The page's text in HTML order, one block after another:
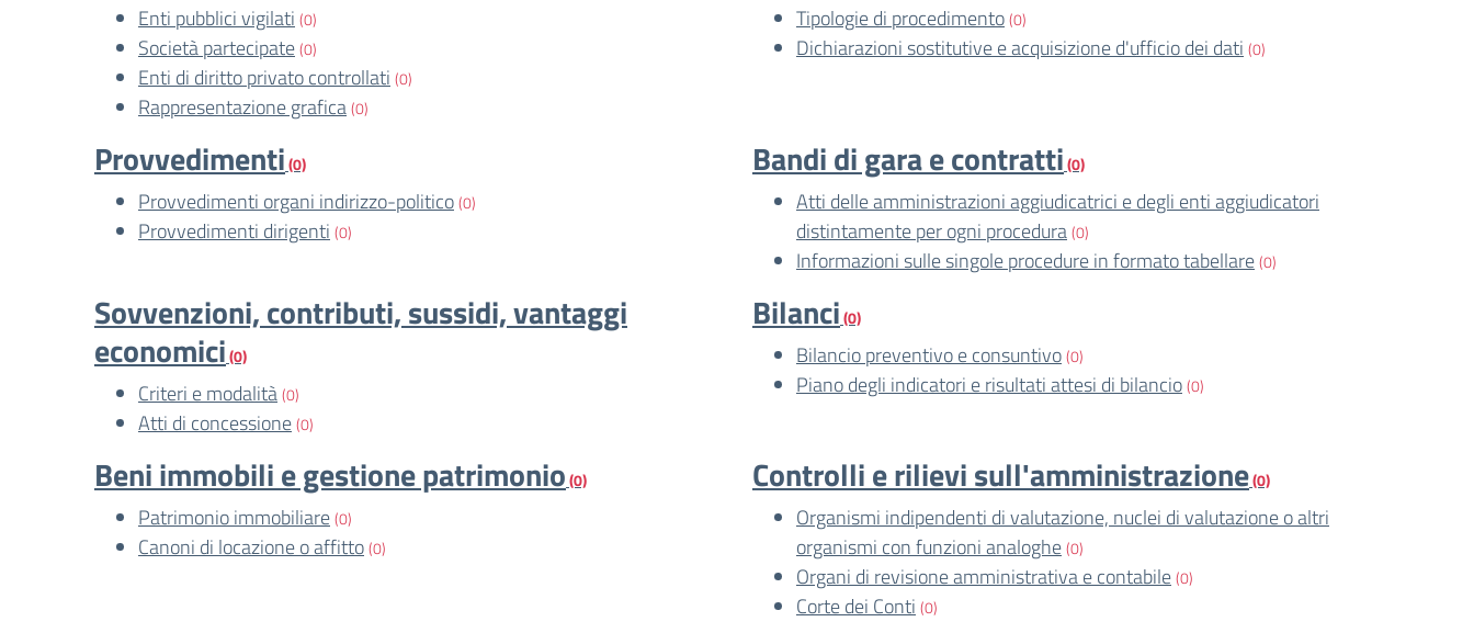
Enti pubblici vigilati (0)
Società partecipate(0)
Enti di diritto privato controllati (0)
Rappresentazione grafica(0)
Tipologie di procedimento(0)
Dichiarazioni sostitutive e acquisizione d'ufficio dei dati (0)
Provvedimenti(0)
Provvedimenti organi indirizzo-politico(0)
Provvedimenti dirigenti (0)
Bandi di gara e contratti(0)
Atti delle amministrazioni aggiudicatrici e degli enti aggiudicatori
distintamente per ogni procedura(0)
Informazioni sulle singole procedure in formato tabellare(0)
Sovvenzioni, contributi, sussidi, vantaggi
economici(0)
Criteri e modalità(0)
Atti di concessione(0)
Bilanci(0)
Bilancio preventivo e consuntivo(0)
Piano degli indicatori e risultati attesi di bilancio(0)
Beni immobili e gestione patrimonio(0)
Patrimonio immobiliare(0)
Canoni di locazione o affitto(0)
Controlli e rilievi sull'amministrazione(0)
Organismi indipendenti di valutazione, nuclei di valutazione o altri
organismi con funzioni analoghe(0)
Organi di revisione amministrativa e contabile(0)
Corte dei Conti (0)